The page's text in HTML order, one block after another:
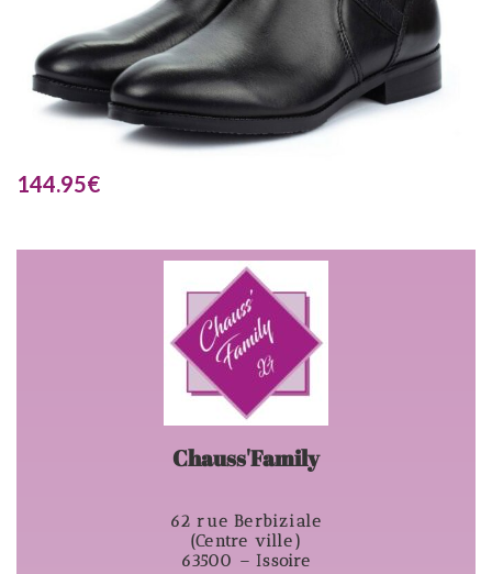
144.95€
Chauss'Family
62 rue Berbiziale
(Centre ville)
63500 – Issoire